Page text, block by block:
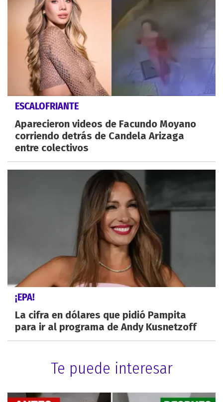
ESCALOFRIANTE
Aparecieron videos de Facundo Moyano
corriendo detrás de Candela Arizaga
entre colectivos
¡EPA!
La cifra en dólares que pidió Pampita
para ir al programa de Andy Kusnetzoff
Te puede interesar